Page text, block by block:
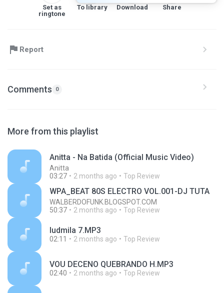
Set as
ringtone
To library Download Share
Report
Comments 0
More from this playlist
Anitta - Na Batida (Official Music Video)
Anitta
03:27
2 months ago Top Review
WPA_BEAT 80S ELECTRO VOL.001-DJ TUTA
WALBERDOFUNK.BLOGSPOT.COM
50:37
2 months ago Top Review
ludmila 7.MP3
02:11 2 months ago Top Review
VOU DECENO QUEBRANDO H.MP3
02:40 2 months ago Top Review